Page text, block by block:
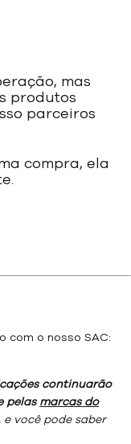
mas
produtos
parceiros
compra, ela
com o nosso SAC:
continuarão
pelas marcas do
você pode saber